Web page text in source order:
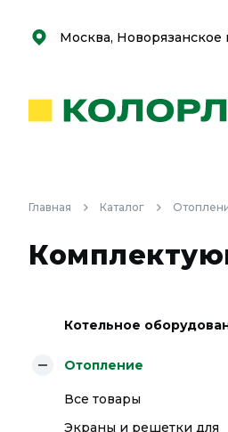
Ск
Ск
Москва, Новорязанское
Главная Каталог
Котельное
Отопление
Все товары
Экраны и решетки для